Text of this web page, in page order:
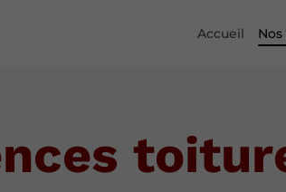
Accueil